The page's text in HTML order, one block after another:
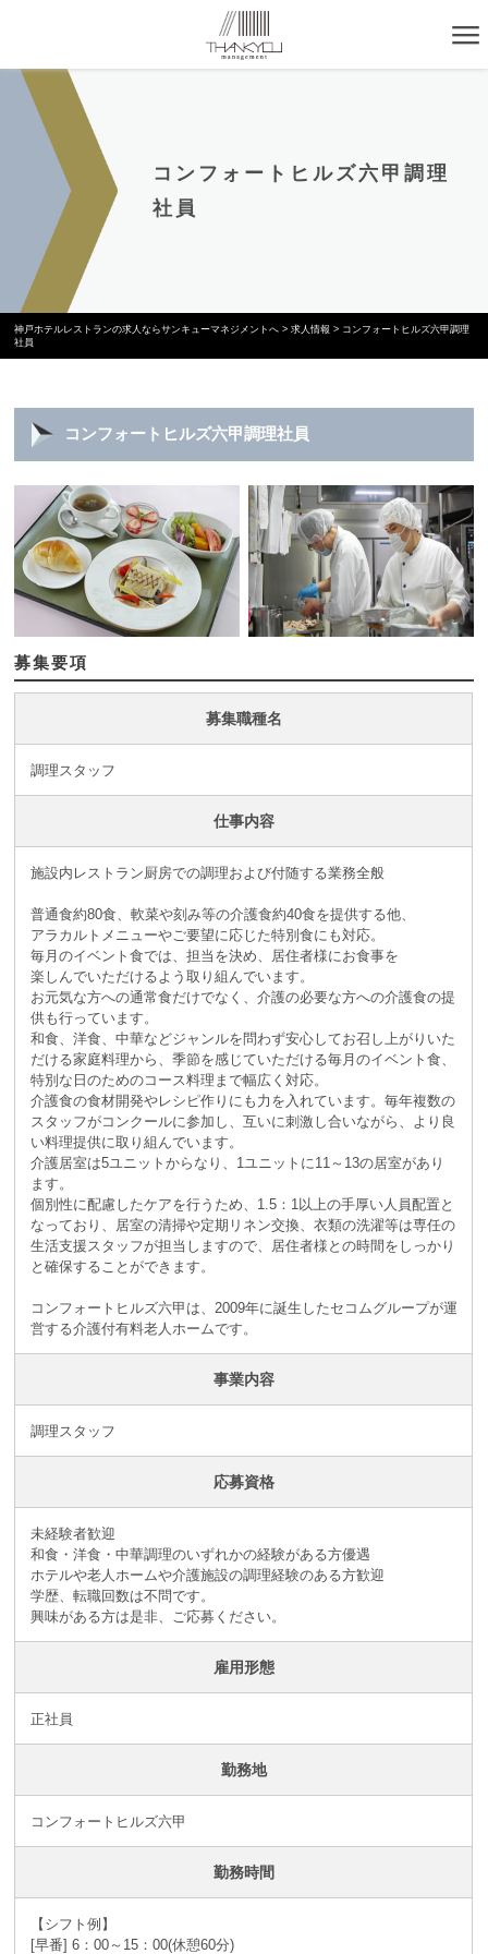
コンフォートヒルズ六甲調理
社員
神戸ホテルレストランの求人ならサンキューマネジメントへ >求人情報 > コンフォートヒルズ六甲調理
社員
コンフォートヒルズ六甲調理社員
募集要項
募集職種名
調理スタッフ
仕事内容
施設内レストラン厨房での調理および付随する業務全般
普通食約80食、軟菜や刻み等の介護食約40食を提供する他、
アラカルトメニューやご要望に応じた特別食にも対応。
毎月のイベント食では、担当を決め、居住者様にお食事を
楽しんでいただけるよう取り組んでいます。
お元気な方への通常食だけでなく、介護の必要な方への介護食の提
供も行っています。
和食、洋食、中華などジャンルを問わず安心してお召し上がりいた
だける家庭料理から、季節を感じていただける毎月のイベント食、
特別な日のためのコース料理まで幅広く対応。
介護食の食材開発やレシピ作りにも力を入れています。毎年複数の
スタッフがコンクールに参加し、互いに刺激し合いながら、より良
い料理提供に取り組んでいます。
介護居室は5ユニットからなり、1ユニットに11～13の居室があり
ます。
個別性に配慮したケアを行うため、1.5：1以上の手厚い人員配置と
なっており、居室の清掃や定期リネン交換、衣類の洗濯等は専任の
生活支援スタッフが担当しますので、居住者様との時間をしっかり
と確保することができます。
コンフォートヒルズ六甲は、2009年に誕生したセコムグループが運
営する介護付有料老人ホームです。
事業内容
調理スタッフ
応募資格
未経験者歓迎
和食・洋食・中華調理のいずれかの経験がある方優遇
ホテルや老人ホームや介護施設の調理経験のある方歓迎
学歴、転職回数は不問です。
興味がある方は是非、ご応募ください。
雇用形態
正社員
勤務地
コンフォートヒルズ六甲
勤務時間
【シフト例】
[早番] 6：00～15：00(休憩60分)